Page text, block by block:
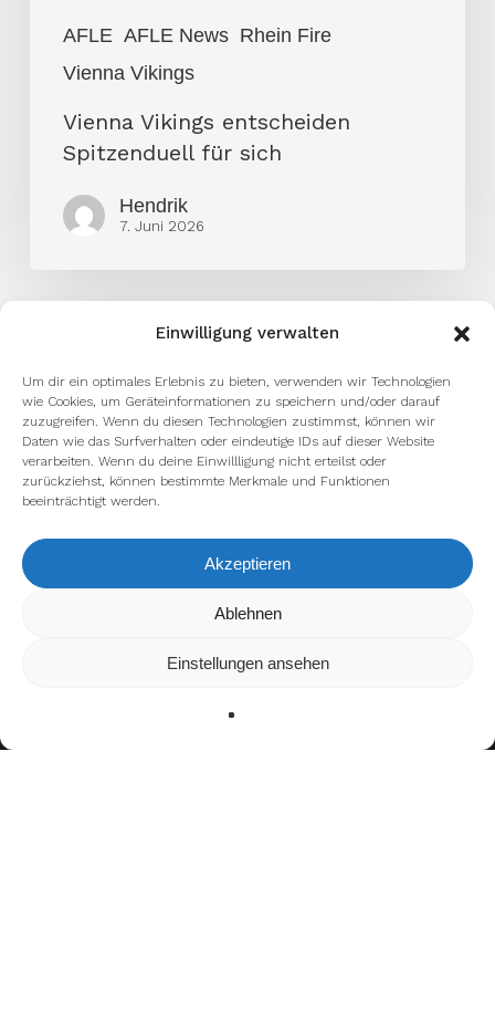
Einwilligung verwalten
Um dir ein optimales Erlebnis zu bieten, verwenden wir Technologien
wie Cookies, um Geräteinformationen zu speichern und/oder darauf
zuzugreifen. Wenn du diesen Technologien zustimmst, können wir
Daten wie das Surfverhalten oder eindeutige IDs auf dieser Website
verarbeiten. Wenn du deine Einwillligung nicht erteilst oder
zurückziehst, können bestimmte Merkmale und Funktionen
beeinträchtigt werden.
Akzeptieren
Ablehnen
Einstellungen ansehen
AFLE AFLE News Rhein Fire
Vienna Vikings
Vienna Vikings entscheiden
Spitzenduell für sich
Hendrik
7. Juni 2026
Wir verwenden Cookies, um dir die bestmögliche Erfahrung auf
kannst du erfahren, welche Cookies wir
verwenden oder sie ausschalten.